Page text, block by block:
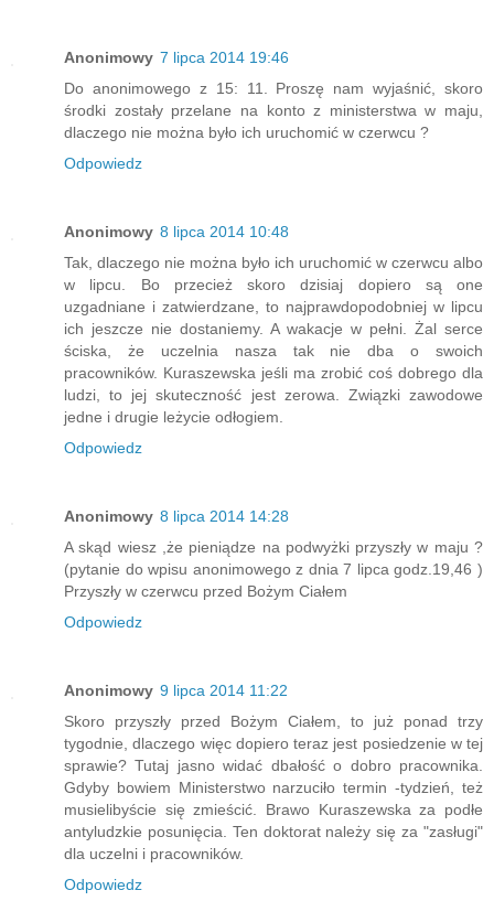
Anonimowy 7 lipca 2014 19:46
Do anonimowego z 15: 11. Proszę nam wyjaśnić, skoro
środki zostały przelane na konto z ministerstwa w maju,
dlaczego nie można było ich uruchomić w czerwcu ?
Odpowiedz
Anonimowy 8 lipca 2014 10:48
Tak, dlaczego nie można było ich uruchomić w czerwcu albo
w lipcu. Bo przecież skoro dzisiaj dopiero są one
uzgadniane i zatwierdzane, to najprawdopodobniej w lipcu
ich jeszcze nie dostaniemy. A wakacje w pełni. Żal serce
ściska, że uczelnia nasza tak nie dba o swoich
pracowników. Kuraszewska jeśli ma zrobić coś dobrego dla
ludzi, to jej skuteczność jest zerowa. Związki zawodowe
jedne i drugie leżycie odłogiem.
Odpowiedz
Anonimowy 8 lipca 2014 14:28
A skąd wiesz ,że pieniądze na podwyżki przyszły w maju ?
(pytanie do wpisu anonimowego z dnia 7 lipca godz.19,46 )
Przyszły w czerwcu przed Bożym Ciałem
Odpowiedz
Anonimowy 9 lipca 2014 11:22
Skoro przyszły przed Bożym Ciałem, to już ponad trzy
tygodnie, dlaczego więc dopiero teraz jest posiedzenie w tej
sprawie? Tutaj jasno widać dbałość o dobro pracownika.
Gdyby bowiem Ministerstwo narzuciło termin -tydzień, też
musielibyście się zmieścić. Brawo Kuraszewska za podłe
antyludzkie posunięcia. Ten doktorat należy się za "zasługi"
dla uczelni i pracowników.
Odpowiedz